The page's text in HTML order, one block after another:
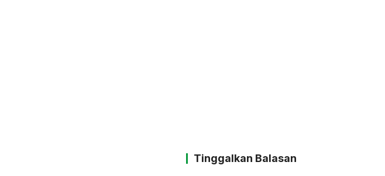
Tinggalkan Balasan